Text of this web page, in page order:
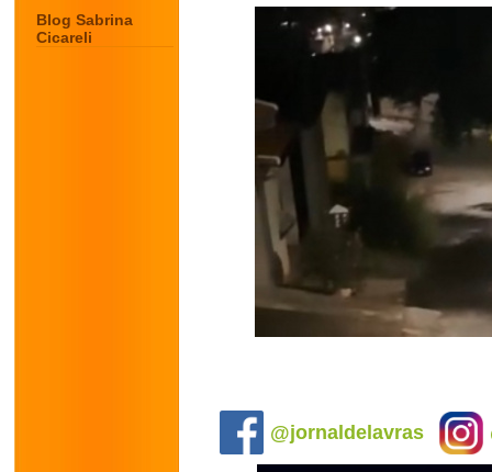
Blog Sabrina
Cicareli
@jornaldelavras